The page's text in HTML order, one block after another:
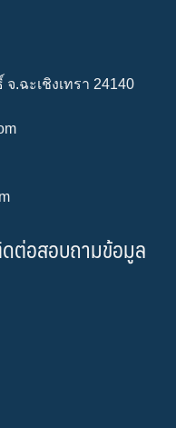
.ฉะเชิงเทรา 24140
ดต่อสอบถามข้อมูล